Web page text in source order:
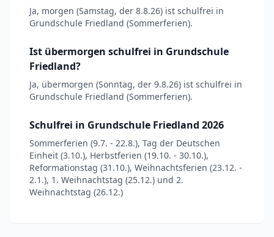
Ja, morgen (Samstag, der 8.8.26) ist schulfrei in
Grundschule Friedland (Sommerferien).
Ist übermorgen schulfrei in Grundschule
Friedland?
Ja, übermorgen (Sonntag, der 9.8.26) ist schulfrei in
Grundschule Friedland (Sommerferien).
Schulfrei in Grundschule Friedland 2026
Sommerferien (9.7. - 22.8.), Tag der Deutschen
Einheit (3.10.), Herbstferien (19.10. - 30.10.),
Reformationstag (31.10.), Weihnachtsferien (23.12. -
2.1.), 1. Weihnachtstag (25.12.) und 2.
Weihnachtstag (26.12.)